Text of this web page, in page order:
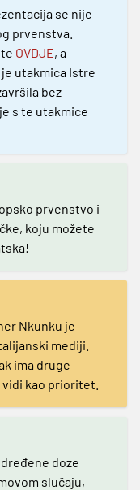
se nije
prvenstva.
OVDJE, a
utakmica Istre
bez
s te utakmice
prvenstvo i
koju možete
Nkunku je
mediji.
ima druge
kao prioritet.
doze
slučaju,